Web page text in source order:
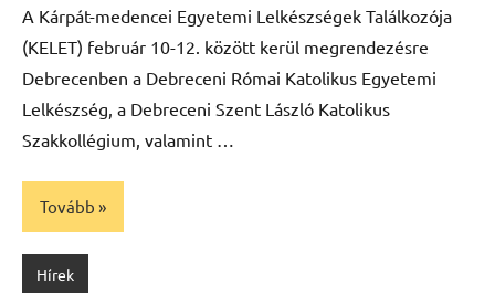
A Kárpát-medencei Egyetemi Lelkészségek Találkozója
(KELET) február 10-12. között kerül megrendezésre
Debrecenben a Debreceni Római Katolikus Egyetemi
Lelkészség, a Debreceni Szent László Katolikus
Szakkollégium, valamint …
Tovább
Hírek